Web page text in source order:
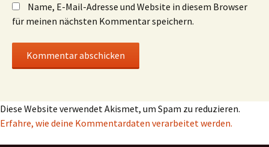
Name, E-Mail-Adresse und Website in diesem Browser
für meinen nächsten Kommentar speichern.
Diese Website verwendet Akismet, um Spam zu reduzieren.
Erfahre, wie deine Kommentardaten verarbeitet werden.